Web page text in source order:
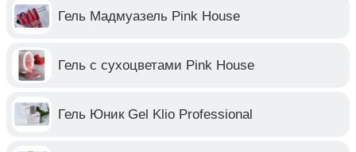
Гель Мадмуазель Pink House
Гель с сухоцветами Pink House
Гель Юник Gel Klio Professional